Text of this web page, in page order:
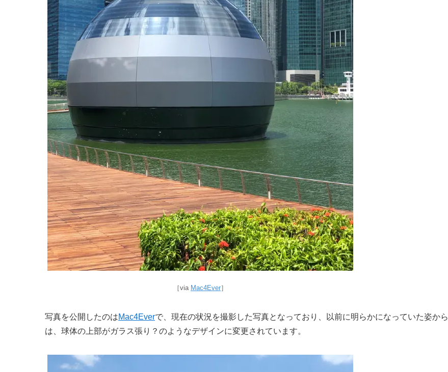
［via Mac4Ever］
写真を公開したのはMac4Everで、現在の状況を撮影した写真となっており、以前に明らかになっていた姿から
は、球体の上部がガラス張り？のようなデザインに変更されています。